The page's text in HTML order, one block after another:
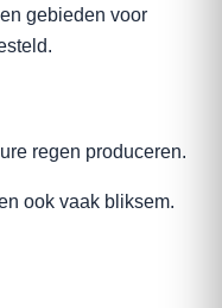
gebieden voor
regen produceren.
ook vaak bliksem.